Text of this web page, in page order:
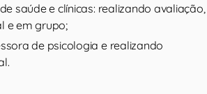
saúde e clínicas: realizando avaliação,
e em grupo;
de psicologia e realizando